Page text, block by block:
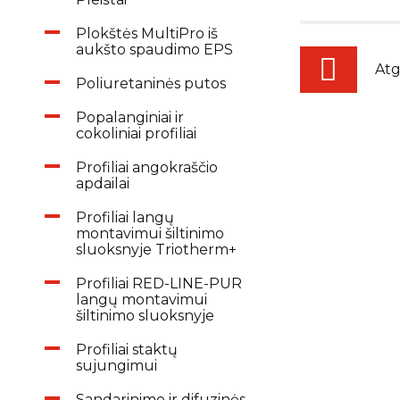
Plokštės MultiPro iš
aukšto spaudimo EPS
Poliuretaninės putos
Popalanginiai ir
cokoliniai profiliai
Profiliai angokraščio
apdailai
Profiliai langų
montavimui šiltinimo
sluoksnyje Triotherm+
Profiliai RED-LINE-PUR
langų montavimui
šiltinimo sluoksnyje
Profiliai staktų
sujungimui